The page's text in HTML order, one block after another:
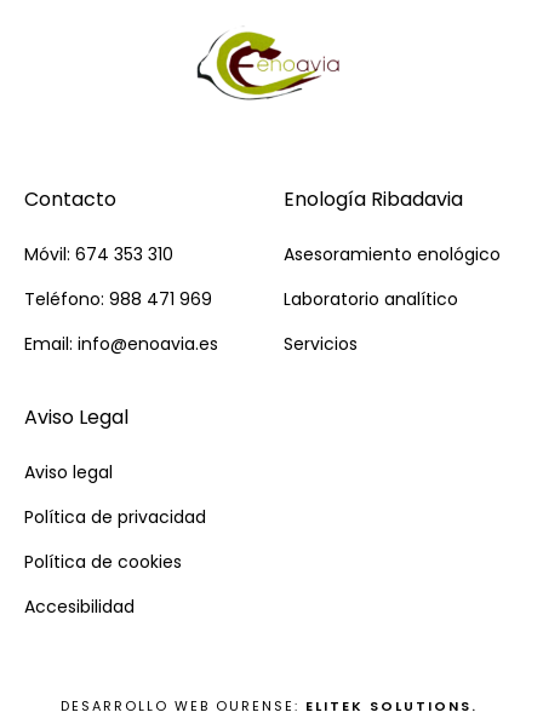
Contacto
Móvil: 674 353 310
Teléfono: 988 471 969
Email: info@enoavia.es
Enología Ribadavia
Asesoramiento enológico
Laboratorio analítico
Servicios
Aviso Legal
Aviso legal
Política de privacidad
Política de cookies
Accesibilidad
DESARROLLO WEB OURENSE: ELITEK SOLUTIONS.